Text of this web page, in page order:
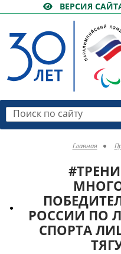
ВЕРСИЯ
Поиск по сайту
Главная
РОССИИ ПО
СПОРТА